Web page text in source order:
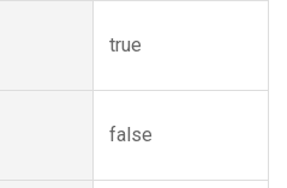
true
false